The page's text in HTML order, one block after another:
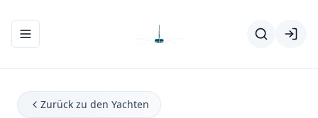
Navigationsmenü ein-/ausblenden
Zurück zu den Yachten